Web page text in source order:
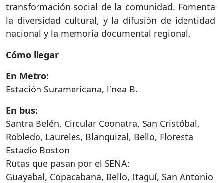
transformación social de la comunidad. Fomenta
la diversidad cultural, y la difusión de identidad
nacional y la memoria documental regional.
Cómo llegar
En Metro:
Estación Suramericana, línea B.
En bus:
Santra Belén, Circular Coonatra, San Cristóbal,
Robledo, Laureles, Blanquizal, Bello, Floresta
Estadio Boston
Rutas que pasan por el SENA:
Guayabal, Copacabana, Bello, Itagüí, San Antonio